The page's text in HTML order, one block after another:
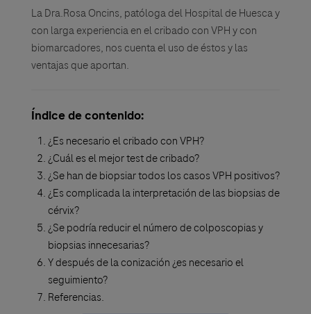
La Dra.Rosa Oncins, patóloga del Hospital de Huesca y
con larga experiencia en el cribado con VPH y con
biomarcadores, nos cuenta el uso de éstos y las
ventajas que aportan.
Índice de contenido:
¿Es necesario el cribado con VPH?
¿Cuál es el mejor test de cribado?
¿Se han de biopsiar todos los casos VPH positivos?
¿Es complicada la interpretación de las biopsias de
cérvix?
¿Se podría reducir el número de colposcopias y
biopsias innecesarias?
Y después de la conización ¿es necesario el
seguimiento?
Referencias.